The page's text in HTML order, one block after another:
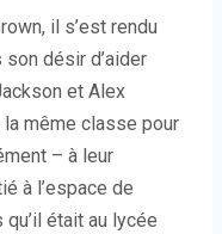
il s’est rendu
son désir d’aider
et Alex
même classe pour
– à leur
à l’espace de
était au lycée